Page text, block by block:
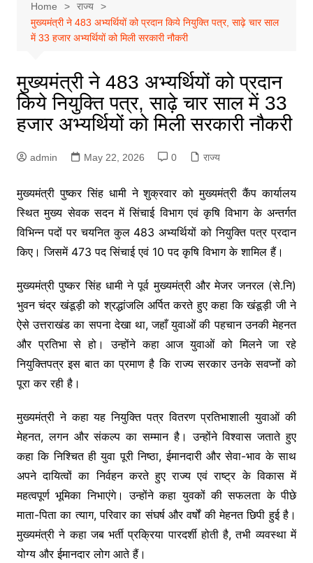
Home
राज्य
मुख्यमंत्री ने 483 अभ्यर्थियों को प्रदान किये नियुक्ति पत्र, साढ़े चार साल
में 33 हजार अभ्यर्थियों को मिली सरकारी नौकरी
मुख्यमंत्री ने 483 अभ्यर्थियों को प्रदान
किये नियुक्ति पत्र, साढ़े चार साल में 33
हजार अभ्यर्थियों को मिली सरकारी नौकरी
admin May 22, 2026 0 राज्य
मुख्यमंत्री पुष्कर सिंह धामी ने शुक्रवार को मुख्यमंत्री कैंप कार्यालय
स्थित मुख्य सेवक सदन में सिंचाई विभाग एवं कृषि विभाग के अन्तर्गत
विभिन्न पदों पर चयनित कुल 483 अभ्यर्थियों को नियुक्ति पत्र प्रदान
किए। जिसमें 473 पद सिंचाई एवं 10 पद कृषि विभाग के शामिल हैं।
मुख्यमंत्री पुष्कर सिंह धामी ने पूर्व मुख्यमंत्री और मेजर जनरल (से.नि)
भुवन चंद्र खंडूड़ी को श्रद्धांजलि अर्पित करते हुए कहा कि खंडूड़ी जी ने
ऐसे उत्तराखंड का सपना देखा था, जहाँ युवाओं की पहचान उनकी मेहनत
और प्रतिभा से हो। उन्होंने कहा आज युवाओं को मिलने जा रहे
नियुक्तिपत्र इस बात का प्रमाण है कि राज्य सरकार उनके सवप्नों को
पूरा कर रही है।
मुख्यमंत्री ने कहा यह नियुक्ति पत्र वितरण प्रतिभाशाली युवाओं की
मेहनत, लगन और संकल्प का सम्मान है। उन्होंने विश्वास जताते हुए
कहा कि निश्चित ही युवा पूरी निष्ठा, ईमानदारी और सेवा-भाव के साथ
अपने दायित्वों का निर्वहन करते हुए राज्य एवं राष्ट्र के विकास में
महत्वपूर्ण भूमिका निभाएंगे। उन्होंने कहा युवकों की सफलता के पीछे
माता-पिता का त्याग, परिवार का संघर्ष और वर्षों की मेहनत छिपी हुई है।
मुख्यमंत्री ने कहा जब भर्ती प्रक्रिया पारदर्शी होती है, तभी व्यवस्था में
योग्य और ईमानदार लोग आते हैं।